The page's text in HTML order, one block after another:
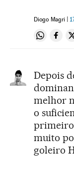
Diogo Magri
Depois
melhor
o
muito
goleiro